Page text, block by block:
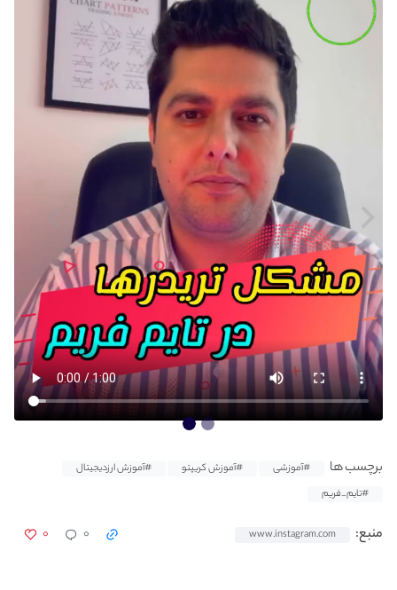
برچسب ها #آموزشی #آموزش کریپتو
#آموزش ارزدیجیتال
#تایم_فریم
منبع: www.instagram.com ۰ ۰